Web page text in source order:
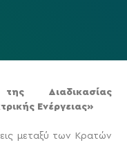
Διαδικασίας
Ενέργειας»
μεταξύ των Κρατών